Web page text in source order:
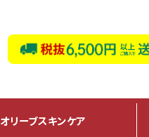
オリーブスキンケア